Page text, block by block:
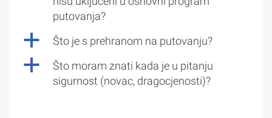
putovanja?
a Što je s prehranom na putovanju?
a
Što moram znati kada je u pitanju
sigurnost (novac, dragocjenosti)?